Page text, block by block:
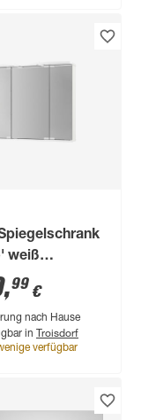
weiß
67,4 x 60
,99 €
nach Hause
in Troisdorf
verfügbar